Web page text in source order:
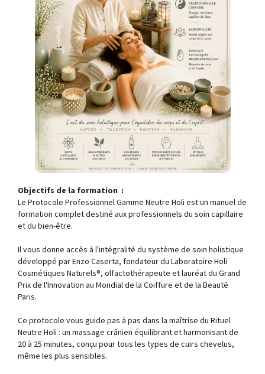
Objectifs de la formation :
Le Protocole Professionnel Gamme Neutre Holi est un manuel de
formation complet destiné aux professionnels du soin capillaire
et du bien-être.
Il vous donne accès à l'intégralité du système de soin holistique
développé par Enzo Caserta, fondateur du Laboratoire Holi
Cosmétiques Naturels®, olfactothérapeute et lauréat du Grand
Prix de l'Innovation au Mondial de la Coiffure et de la Beauté
Paris.
Ce protocole vous guide pas à pas dans la maîtrise du Rituel
Neutre Holi : un massage crânien équilibrant et harmonisant de
20 à 25 minutes, conçu pour tous les types de cuirs chevelus,
même les plus sensibles.